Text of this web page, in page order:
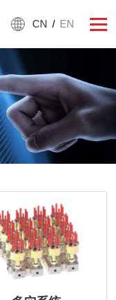
CN / EN